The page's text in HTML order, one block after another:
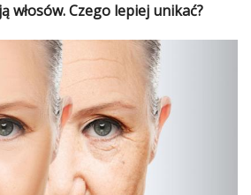
włosów. Czego lepiej unikać?